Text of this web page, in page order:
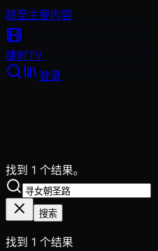
跳至主要内容
捷时TV
登录
找到 1 个结果。
搜索
找到 1 个结果